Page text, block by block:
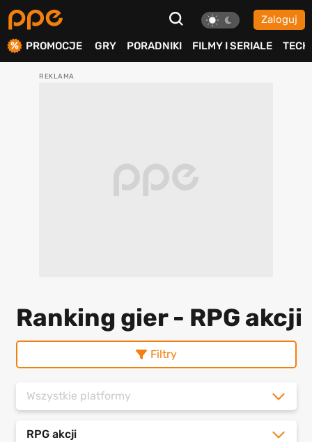
Zaloguj
PROMOCJE GRY PORADNIKI FILMY I SERIALE TECH
Ranking gier - RPG akcji
Filtry
Wszystkie platformy
RPG akcji